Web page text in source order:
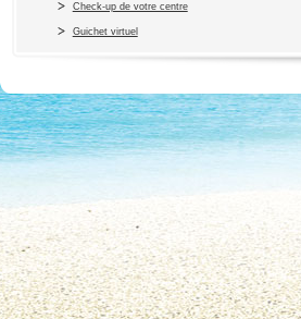
Check-up de votre centre
Guichet virtuel